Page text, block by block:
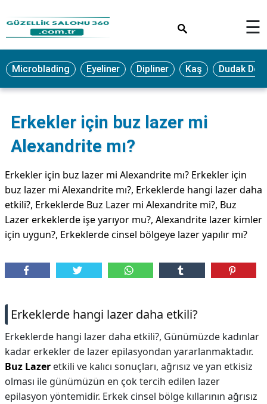
MAKYAJ
MİCROBLADİNG
LAZER
TIRNAK
PEELİNG
ERKEK
BAKIMI
BAKIMI
☰
Microblading Eyeliner Dipliner Kaş Dudak
Erkekler için buz lazer mi
Alexandrite mı?
Erkekler için buz lazer mi Alexandrite mı? Erkekler için
buz lazer mi Alexandrite mı?, Erkeklerde hangi lazer daha
etkili?, Erkeklerde Buz Lazer mi Alexandrite mi?, Buz
Lazer erkeklerde işe yarıyor mu?, Alexandrite lazer kimler
için uygun?, Erkeklerde cinsel bölgeye lazer yapılır mı?
Erkeklerde hangi lazer daha etkili?
Erkeklerde hangi lazer daha etkili?, Günümüzde kadınlar
kadar erkekler de lazer epilasyondan yararlanmaktadır.
Buz Lazer etkili ve kalıcı sonuçları, ağrısız ve yan etkisiz
olması ile günümüzün en çok tercih edilen lazer
epilasyon yöntemidir. Erkek cinsel bölge kıllarının ağrısız